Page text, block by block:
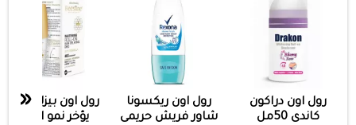
رول اون دراكون
كاندى 50مل
رول اون ريكسونا
شاور فريش حريمى
رول اون بيزلين جولد
يؤخر نمو الشعر
«